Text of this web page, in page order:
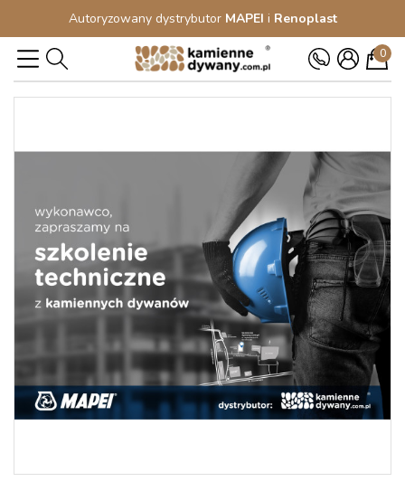
Autoryzowany dystrybutor MAPEI i Renoplast
0